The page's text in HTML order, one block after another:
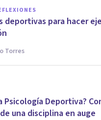
deportivas para hacer
Torres
en el
Serrano
Psicología Deportiva?
una disciplina en auge